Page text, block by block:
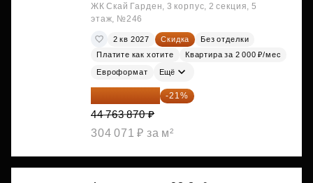
ЖК Скай Гарден, 3 корпус, 2 секция, 5
этаж, №246
2 кв 2027 Скидка
Без отделки
Платите как хотите
Квартира за 2 000 ₽/мес
Евроформат Ещё
35 363 457 ₽ -21%
44 763 870 ₽
304 071 ₽ за м²